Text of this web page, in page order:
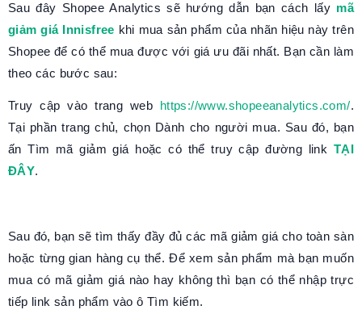
Sau đây Shopee Analytics sẽ hướng dẫn bạn cách lấy mã
giảm giá Innisfree khi mua sản phẩm của nhãn hiệu này trên
Shopee để có thể mua được với giá ưu đãi nhất. Bạn cần làm
theo các bước sau:
Truy cập vào trang web https://www.shopeeanalytics.com/.
Tại phần trang chủ, chọn Dành cho người mua. Sau đó, bạn
ấn Tìm mã giảm giá hoặc có thể truy cập đường link TẠI
ĐÂY.
Sau đó, bạn sẽ tìm thấy đầy đủ các mã giảm giá cho toàn sàn
hoặc từng gian hàng cụ thể. Để xem sản phẩm mà bạn muốn
mua có mã giảm giá nào hay không thì bạn có thể nhập trực
tiếp link sản phẩm vào ô Tìm kiếm.